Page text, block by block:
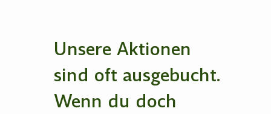
Unsere Aktionen
sind oft ausgebucht.
Wenn du doch